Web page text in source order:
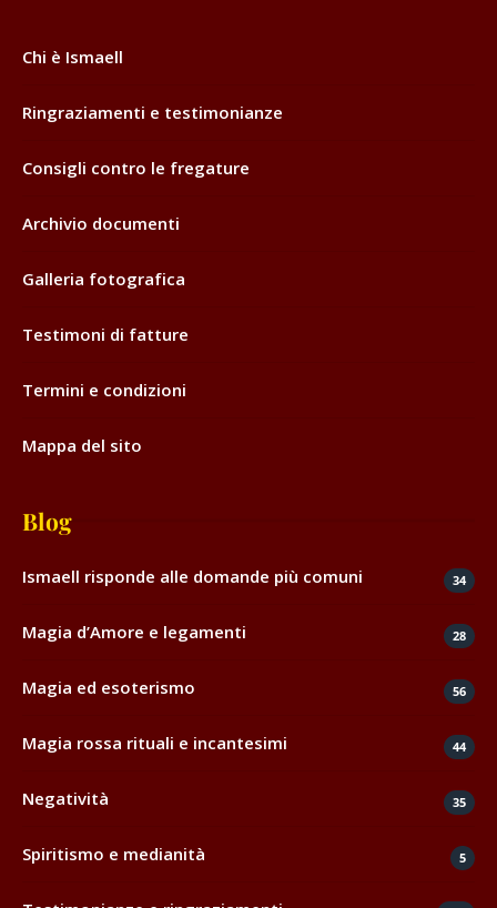
Chi è Ismaell
Ringraziamenti e testimonianze
Consigli contro le fregature
Archivio documenti
Galleria fotografica
Testimoni di fatture
Termini e condizioni
Mappa del sito
Blog
Ismaell risponde alle domande più comuni 34
Magia d’Amore e legamenti 28
Magia ed esoterismo 56
Magia rossa rituali e incantesimi 44
Negatività 35
Spiritismo e medianità 5